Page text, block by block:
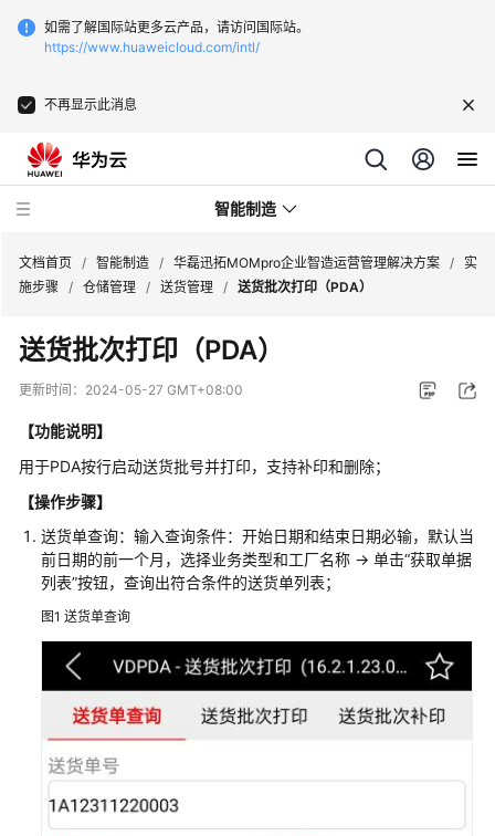
如需了解国际站更多云产品，请访问国际站。
https://www.huaweicloud.com/intl/
不再显示此消息
智能制造
华
为
云
片
云
服
务
解
决
案
车
联
文档首页 / 智能制造 / 华磊迅拓MOMpro企业智造运营管理解决方案 / 实
施步骤
/ 仓储管理 / 送货管理 / 送货批次打印（PDA）
送货批次打印（PDA）
更新时间： 2024-05-27 GMT+08:00
【功能说明】
用于PDA按行启动送货批号并打印，支持补印和删除；
【操作步骤】
送货单查询：输入查询条件：开始日期和结束日期必输，默认当
前日期的前一个月，选择业务类型和工厂名称 -> 单击“获取单据
列表”按钮，查询出符合条件的送货单列表；
图1 送货单查询